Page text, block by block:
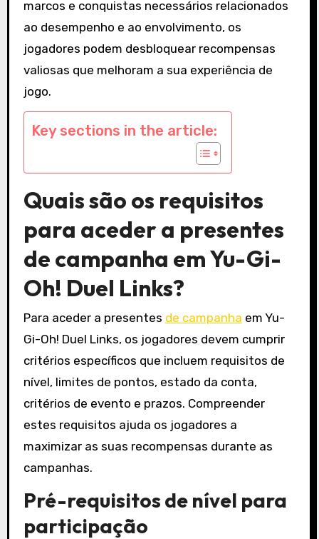
marcos e conquistas necessários relacionados
ao desempenho e ao envolvimento, os
jogadores podem desbloquear recompensas
valiosas que melhoram a sua experiência de
jogo.
Key sections in the article:
Quais são os requisitos
para aceder a presentes
de campanha em Yu-Gi-
Oh! Duel Links?
Para aceder a presentes de campanha em Yu-
Gi-Oh! Duel Links, os jogadores devem cumprir
critérios específicos que incluem requisitos de
nível, limites de pontos, estado da conta,
critérios de evento e prazos. Compreender
estes requisitos ajuda os jogadores a
maximizar as suas recompensas durante as
campanhas.
Pré-requisitos de nível para
participação